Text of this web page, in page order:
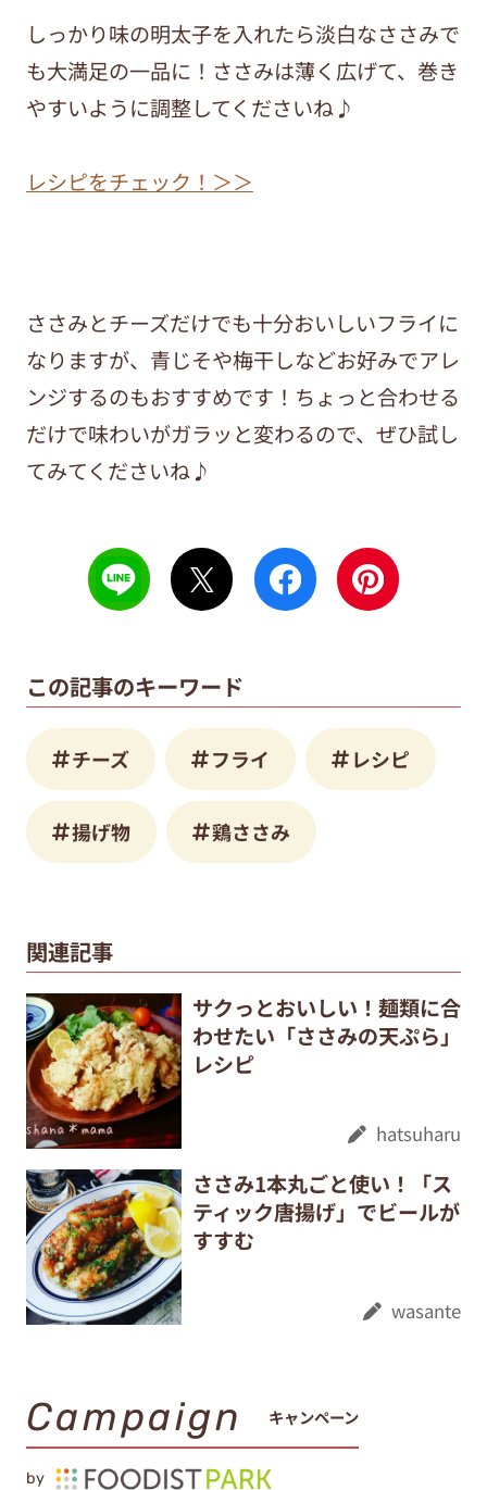
しっかり味の明太子を入れたら淡白なささみで
も大満足の一品に！ささみは薄く広げて、巻き
やすいように調整してくださいね♪
レシピをチェック！＞＞
ささみとチーズだけでも十分おいしいフライに
なりますが、青じそや梅干しなどお好みでアレ
ンジするのもおすすめです！ちょっと合わせる
だけで味わいがガラッと変わるので、ぜひ試し
てみてくださいね♪
この記事のキーワード
チーズ フライ レシピ
揚げ物 鶏ささみ
関連記事
サクっとおいしい！麺類に合
わせたい「ささみの天ぷら」
レシピ
hatsuharu
ささみ1本丸ごと使い！「ス
ティック唐揚げ」でビールが
すすむ
wasante
Campaign キャンペーン
by